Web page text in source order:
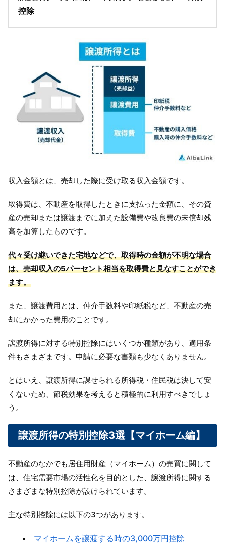
控除
収入金額とは、売却した際に受け取る収入金額です。
取得費は、不動産を取得したときに支払った金額に、その資
産の売却または譲渡までに加えた設備費や改良費の未償却残
高を加算したものです。
代々受け継いできた宅地などで、取得時の金額が不明な場合
は、売却収入の5パーセント相当を取得費と見なすことができ
ます。
また、譲渡費用とは、仲介手数料や印紙税など、不動産の売
却にかかった費用のことです。
譲渡所得に対する特別控除にはいくつか種類があり、適用条
件もさまざまです。申請に必要な書類も少なくありません。
とはいえ、 譲渡所得に課せられる所得税・住民税は決して安
くないため、節税効果を考えると積極的に利用すべきでしょ
う。
譲渡所得の特別控除3選【マイホーム編】
不動産のなかでも居住用財産（マイホーム）の売買に関して
は、住宅需要市場の活性化を目的とした、譲渡所得に関する
さまざまな特別控除が設けられています。
主な特別控除には以下の3つがあります。
マイホームを譲渡する時の3,000万円控除